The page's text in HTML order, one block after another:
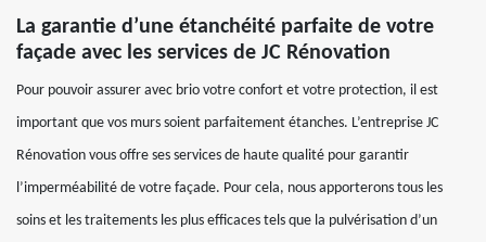
La garantie d’une étanchéité parfaite de votre
façade avec les services de JC Rénovation
Pour pouvoir assurer avec brio votre confort et votre protection, il est
important que vos murs soient parfaitement étanches. L’entreprise JC
Rénovation vous offre ses services de haute qualité pour garantir
l’imperméabilité de votre façade. Pour cela, nous apporterons tous les
soins et les traitements les plus efficaces tels que la pulvérisation d’un